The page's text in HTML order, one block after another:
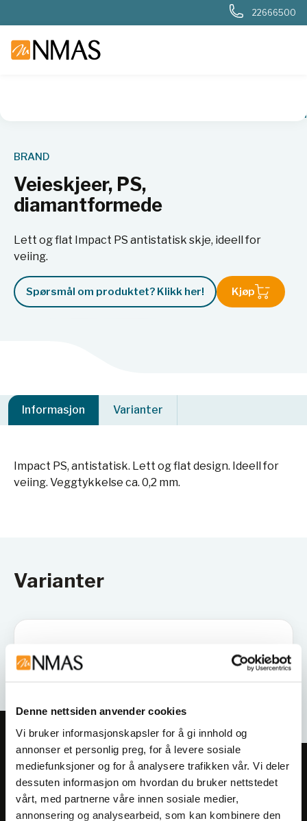
Denne nettsiden anvender cookies
Vi bruker informasjonskapsler for å gi innhold og
annonser et personlig preg, for å levere sosiale
mediefunksjoner og for å analysere trafikken vår. Vi deler
dessuten informasjon om hvordan du bruker nettstedet
vårt, med partnerne våre innen sosiale medier,
annonsering og analysearbeid, som kan kombinere den
22666500
Veieskjeer, PS,
BRAND
Veieskjeer, PS,
diamantformede
Lett og flat Impact PS antistatisk skje, ideell for
veiing.
Spørsmål om produktet? Klikk her! Kjøp
Informasjon Varianter
Impact PS, antistatisk. Lett og flat design. Ideell for
veiing. Veggtykkelse ca. 0,2 mm.
Varianter
Meld deg på vårt nyhetsbrev!
Få informasjon om produkter,
arrangementer og kampanjer.